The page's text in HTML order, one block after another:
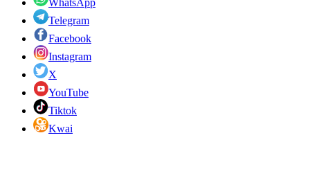
WhatsApp
Telegram
Facebook
Instagram
X
YouTube
Tiktok
Kwai